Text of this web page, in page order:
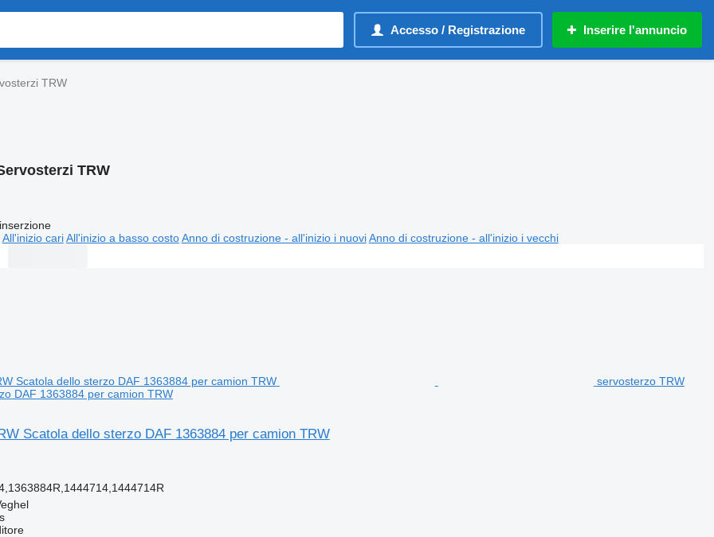
Accesso / Registrazione Inserire l'annuncio
TRW
TRW
All'inizio cari All'inizio a basso costo Anno di costruzione - all'inizio i nuovi Anno di costruzione - all'inizio i vecchi
servosterzo TRW
DAF 1363884 per camion TRW
Scatola dello sterzo DAF 1363884 per camion TRW